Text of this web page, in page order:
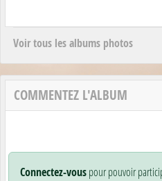
Voir tous les albums photos
COMMENTEZ L'ALBUM
Connectez-vouspour pouvoir